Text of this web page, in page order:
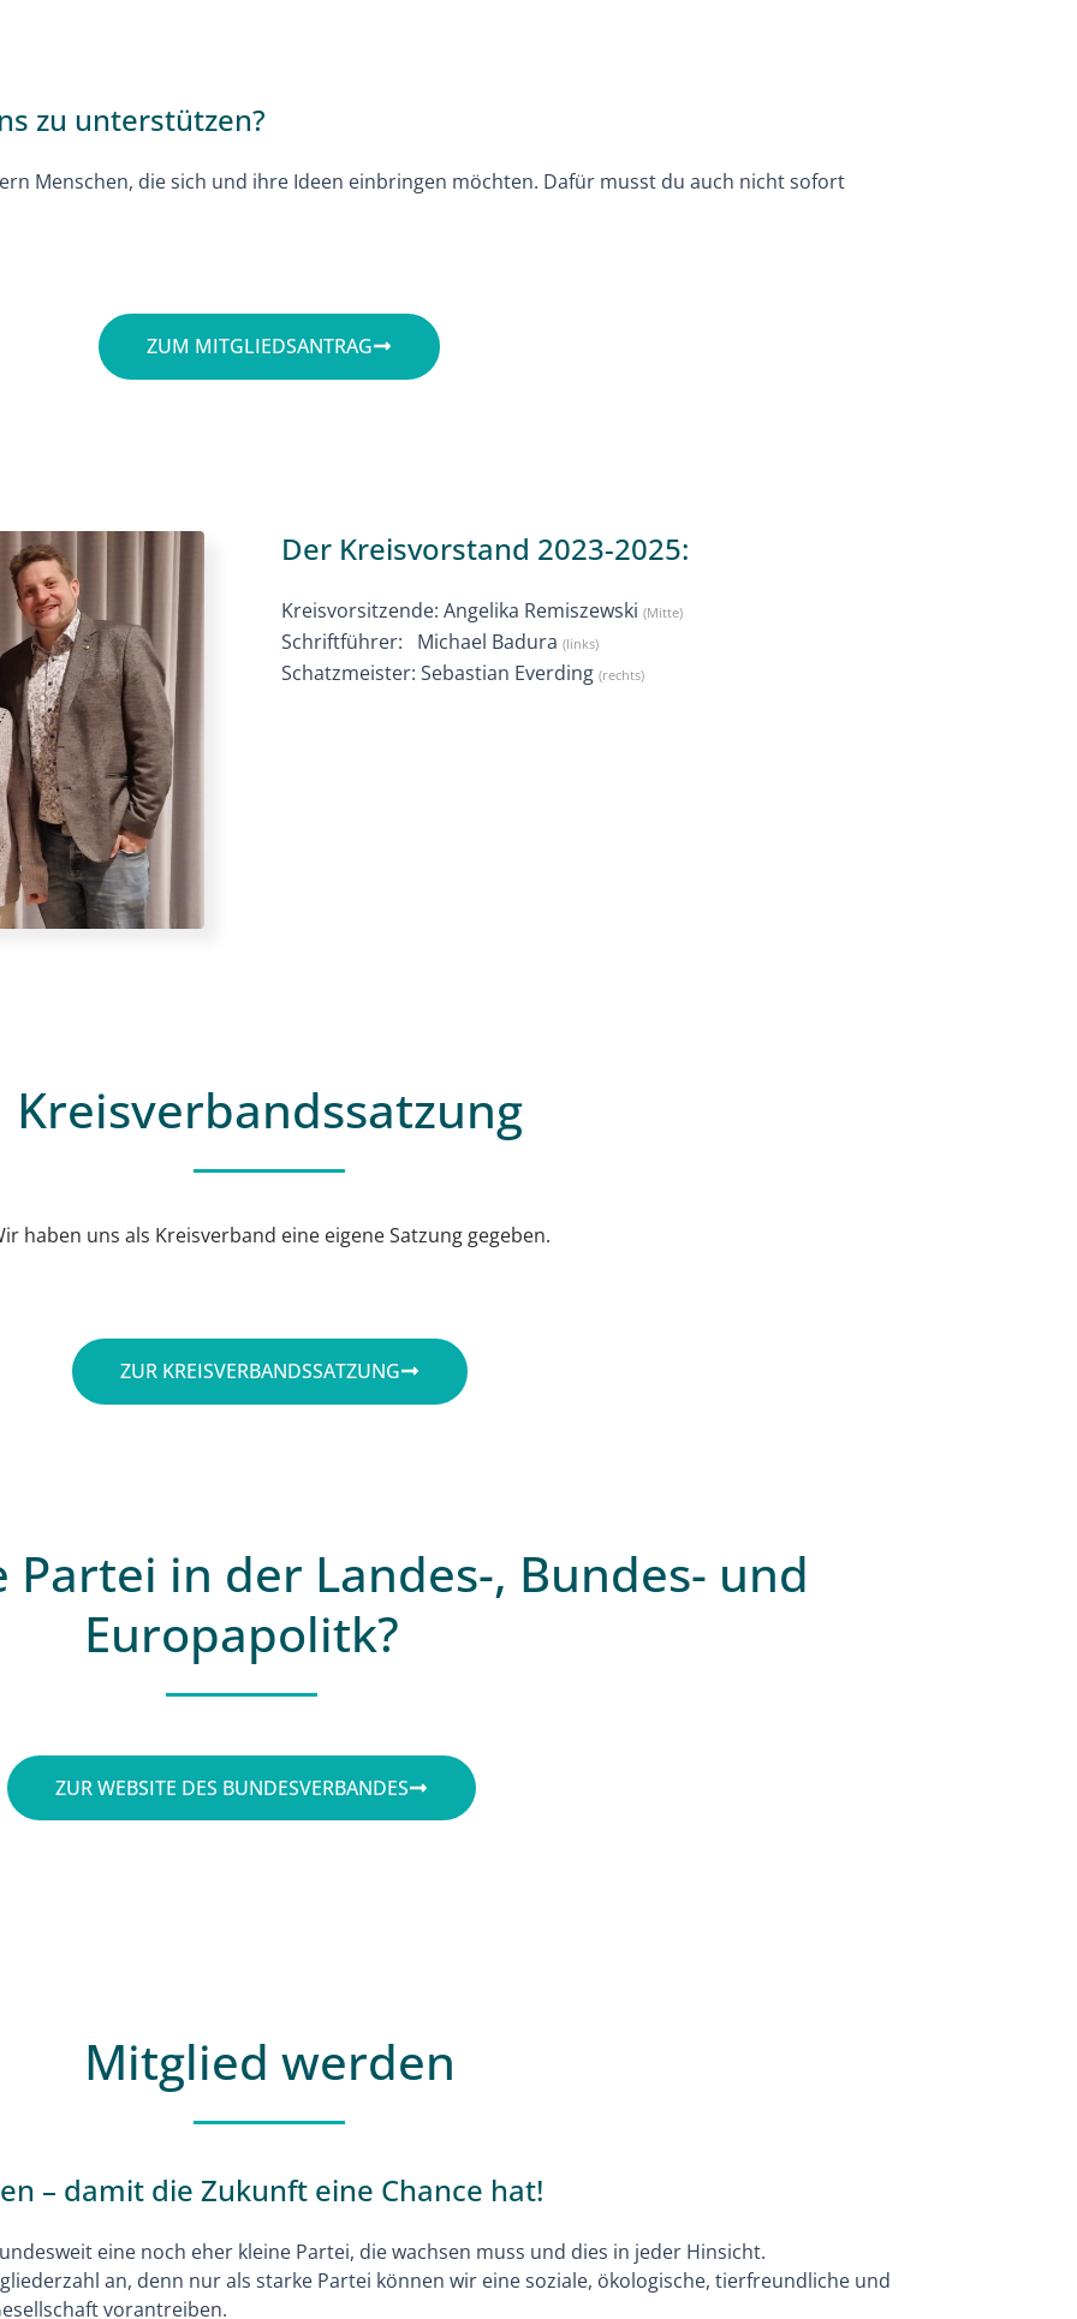
zu unterstützen?
Menschen, die sich und ihre Ideen einbringen möchten. Dafür musst du auch nicht sofort
ZUM MITGLIEDSANTRAG
Der Kreisvorstand 2023-2025:
Kreisvorsitzende:Angelika Remiszewski (Mitte)
Schriftführer: Michael Badura(links)
Schatzmeister: Sebastian Everding(rechts)
Kreisverbandssatzung
haben uns als Kreisverband eine eigene Satzung gegeben.
ZUR KREISVERBANDSSATZUNG
Partei in der Landes-, Bundes- und
Europapolitk?
ZUR WEBSITE DES BUNDESVERBANDES
Mitglied werden
– damit die Zukunft eine Chance hat!
eine noch eher kleine Partei, die wachsen muss und dies in jeder Hinsicht.
an, denn nur als starke Partei können wir eine soziale, ökologische, tierfreundliche und
vorantreiben.